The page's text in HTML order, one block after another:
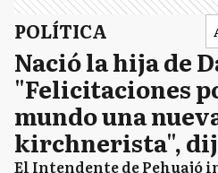
POLÍTICA
Nació la hija de
"Felicitaciones
mundo una
kirchnerista",
El Intendente de Pehuajó